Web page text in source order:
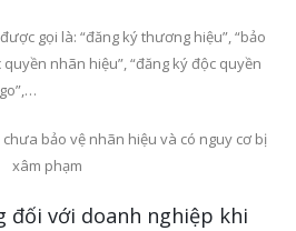
gọi là: “đăng ký thương hiệu”, “bảo
nhãn hiệu”, “đăng ký độc quyền
đối với doanh nghiệp khi